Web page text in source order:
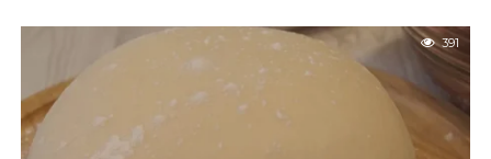
391